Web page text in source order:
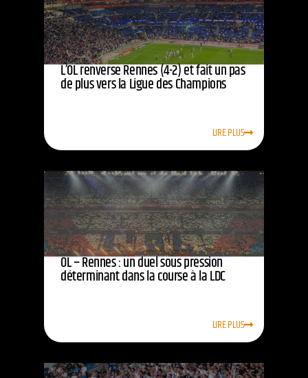
L’OL renverse Rennes (4-2) et fait un pas
de plus vers la Ligue des Champions
LIRE PLUS
OL – Rennes : un duel sous pression
déterminant dans la course à la LDC
LIRE PLUS